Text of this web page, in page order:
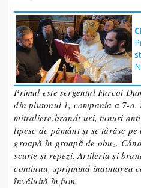
Primul este sergentul Furcoi
din plutonul 1, compania a 7-
mitraliere,brandt-uri, tunuri
lipesc de pământ și se târăsc
groapă în groapă de obuz.
scurte și repezi. Artileria și
continuu, sprijinind înaintarea
învăluită în fum.